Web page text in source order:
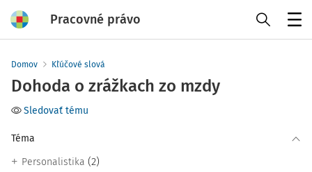
Pracovné právo
Domov Kľúčové slová
Dohoda o zrážkach zo mzdy
Sledovať tému
Téma
Personalistika (2)